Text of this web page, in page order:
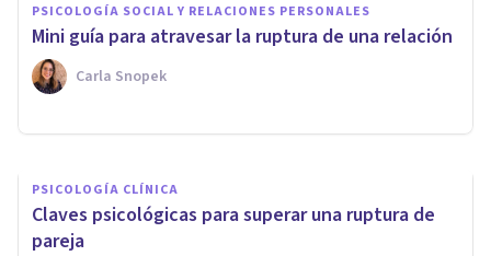
PSICOLOGÍA SOCIAL Y RELACIONES PERSONALES
Mini guía para atravesar la ruptura de una relación
Carla Snopek
¿Perder amigos es siempre
malo?
PSICOLOGÍA CLÍNICA
Claves psicológicas para superar una ruptura de
pareja